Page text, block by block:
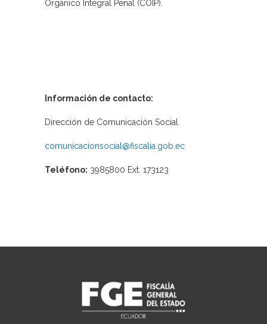
Orgánico Integral Penal (COIP).
Información de contacto:
Dirección de Comunicación Social
comunicacionsocial@fiscalia.gob.ec
Teléfono: 3985800 Ext. 173123